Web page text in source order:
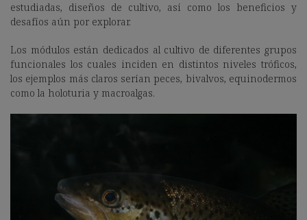
estudiadas, diseños de cultivo, así como los beneficios y
desafíos aún por explorar.
Los módulos están dedicados al cultivo de diferentes grupos
funcionales los cuales inciden en distintos niveles tróficos,
los ejemplos más claros serían peces, bivalvos, equinodermos
como la holoturia y macroalgas.